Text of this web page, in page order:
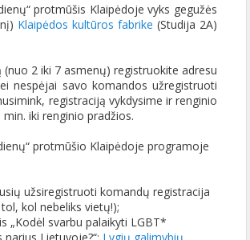
protmūšis Klaipėdoje vyks gegužės
Klaipėdos kultūros fabrike (Studija 2A)
(nuo 2 iki 7 asmenų) registruokite adresu
nespėjai savo komandos užregistruoti
registraciją vykdysime ir renginio
iki renginio pradžios.
protmūšio Klaipėdoje programoje
užsiregistruoti komandų registracija
kol nebeliks vietų!);
„Kodėl svarbu palaikyti LGBT*